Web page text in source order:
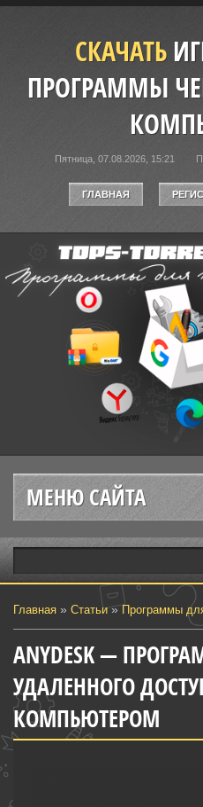
СКАЧАТЬ
ПРОГРАММЫ
Пятница, 07.08.2026, 15:21
ГЛАВНАЯ
МЕНЮ САЙТА
Главная » Статьи»Программы
ANYDESK —
УДАЛЕННОГО
КОМПЬЮТЕРОМ